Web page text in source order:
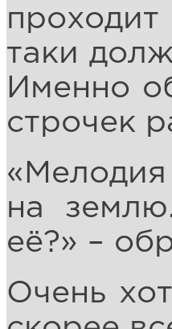
таки
Именно
строчек
на
её?» –
Очень